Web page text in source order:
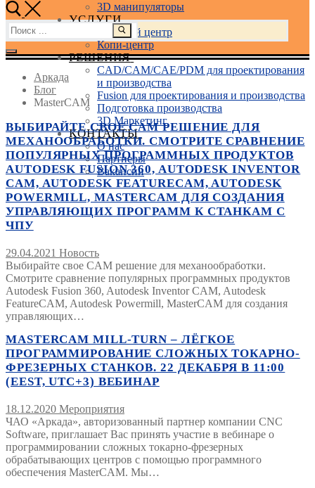
3D манипуляторы
УСЛУГИ
Учебный центр
Копи-центр
РЕШЕНИЯ
CAD/CAM/CAE/PDM для проектирования
и производства
Fusion для проектирования и производства
Подготовка производства
3D Маркетинг
КОНТАКТЫ
О нас
Партнеры
Вакансии
Найти:
Аркада
Блог
MasterCAM
ВЫБИРАЙТЕ СВОЕ CAM РЕШЕНИЕ ДЛЯ
МЕХАНООБРАБОТКИ. СМОТРИТЕ СРАВНЕНИЕ
ПОПУЛЯРНЫХ ПРОГРАММНЫХ ПРОДУКТОВ
AUTODESK FUSION 360, AUTODESK INVENTOR
CAM, AUTODESK FEATURECAM, AUTODESK
POWERMILL, MASTERCAM ДЛЯ СОЗДАНИЯ
УПРАВЛЯЮЩИХ ПРОГРАММ К СТАНКАМ С
ЧПУ
29.04.2021 Новость
Выбирайте свое CAM решение для механообработки.
Смотрите сравнение популярных программных продуктов
Autodesk Fusion 360, Autodesk Inventor CAM, Autodesk
FeatureCAM, Autodesk Powermill, MasterCAM для создания
управляющих…
MASTERCAM MILL-TURN – ЛЁГКОЕ
ПРОГРАММИРОВАНИЕ СЛОЖНЫХ ТОКАРНО-
ФРЕЗЕРНЫХ СТАНКОВ. 22 ДЕКАБРЯ В 11:00
(EEST, UTC+3) ВЕБИНАР
18.12.2020 Мероприятия
ЧАО «Аркада», авторизованный партнер компании CNC
Software, приглашает Вас принять участие в вебинаре о
программировании сложных токарно-фрезерных
обрабатывающих центров с помощью программного
обеспечения MasterCAM. Мы…